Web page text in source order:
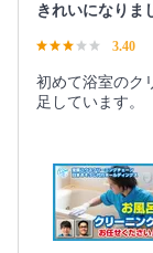
きれいになりま
3.40
初めて浴室のク
足しています。